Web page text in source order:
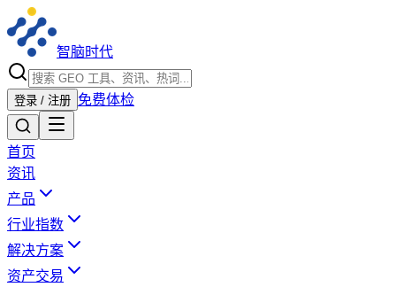
智脑时代
登录 / 注册 免费体检
首页
资讯
产品
行业指数
解决方案
资产交易